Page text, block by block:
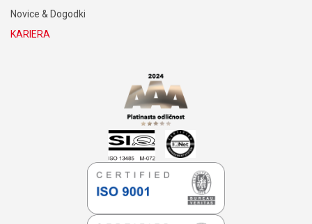
Novice & Dogodki
KARIERA